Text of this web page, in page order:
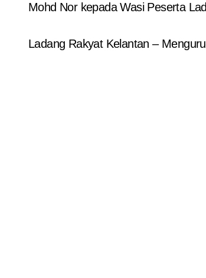
Mohd Nor kepada Wasi Peserta
Ladang Rakyat Kelantan –